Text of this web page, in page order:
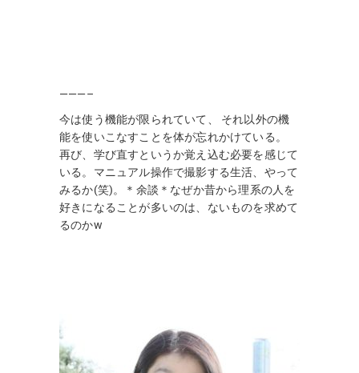
———–
今は使う機能が限られていて、 それ以外の機
能を使いこなすことを体が忘れかけている。
再び、学び直すというか覚え込む必要を感じて
いる。マニュアル操作で撮影する生活、やって
みるか(笑)。＊余談＊なぜか昔から理系の人を
好きになることが多いのは、ないものを求めて
るのかw